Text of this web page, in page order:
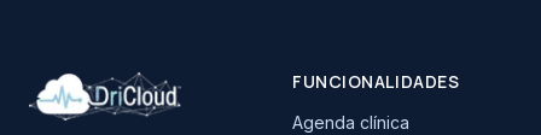
FUNCIONALIDADES
Agenda clínica